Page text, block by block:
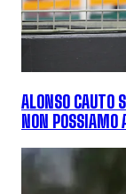
ALONSO CAUTO
NON POSSIAMO